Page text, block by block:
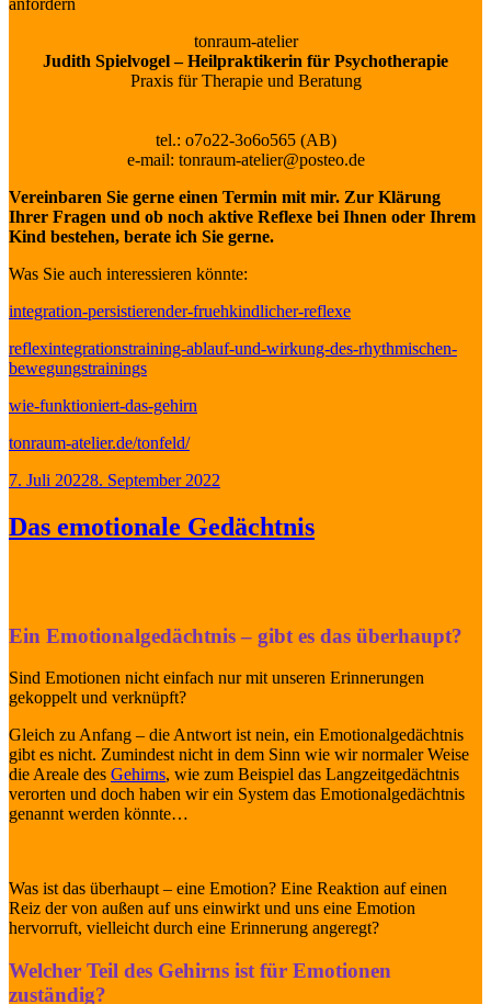
tonraum-atelier
Judith Spielvogel – Heilpraktikerin für Psychotherapie
Praxis für Therapie und Beratung
tel.: o7o22-3o6o565 (AB)
e-mail: tonraum-atelier@posteo.de
Vereinbaren Sie gerne einen Termin mit mir. Zur Klärung
Ihrer Fragen und ob noch aktive Reflexe bei Ihnen oder Ihrem
Kind bestehen, berate ich Sie gerne.
Was Sie auch interessieren könnte:
integration-persistierender-fruehkindlicher-reflexe
reflexintegrationstraining-ablauf-und-wirkung-des-rhythmischen-
bewegungstrainings
wie-funktioniert-das-gehirn
tonraum-atelier.de/tonfeld/
Veröffentlicht
7. Juli 20228. September 2022
Das emotionale Gedächtnis
Ein Emotionalgedächtnis – gibt es das überhaupt?
Sind Emotionen nicht einfach nur mit unseren Erinnerungen
gekoppelt und verknüpft?
Gleich zu Anfang – die Antwort ist nein, ein Emotionalgedächtnis
gibt es nicht. Zumindest nicht in dem Sinn wie wir normaler Weise
die Areale des Gehirns, wie zum Beispiel das Langzeitgedächtnis
verorten und doch haben wir ein System das Emotionalgedächtnis
genannt werden könnte…
Was ist das überhaupt – eine Emotion? Eine Reaktion auf einen
Reiz der von außen auf uns einwirkt und uns eine Emotion
hervorruft, vielleicht durch eine Erinnerung angeregt?
Welcher Teil des Gehirns ist für Emotionen
zuständig?